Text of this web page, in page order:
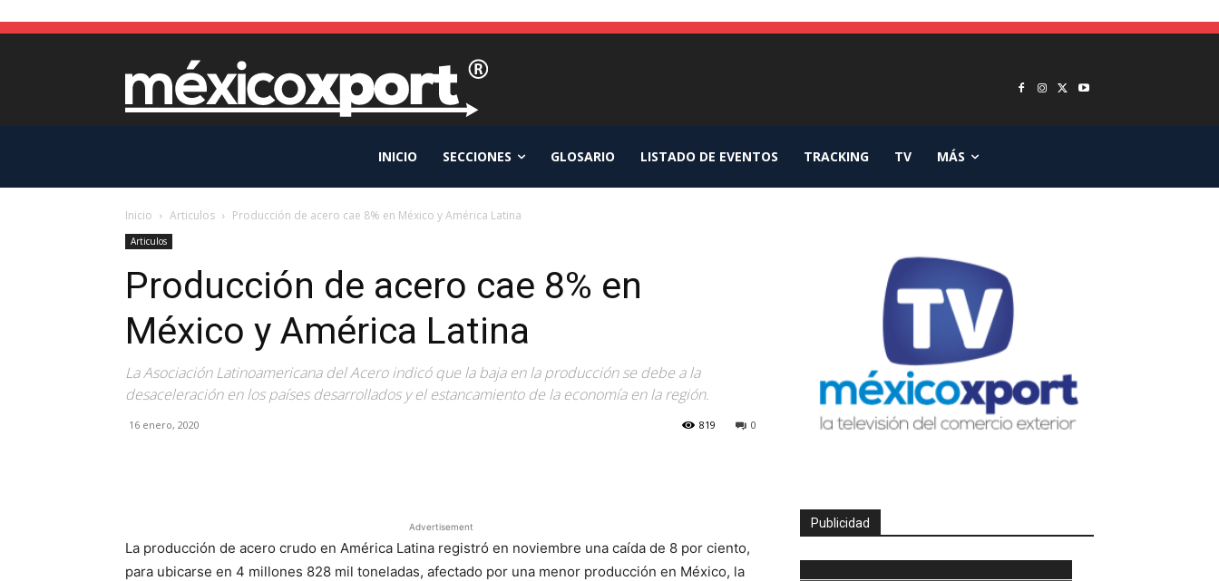
INICIO SECCIONES GLOSARIO LISTADO DE EVENTOS TRACKING TV MÁS
Inicio Articulos Producción de acero cae 8% en México y América Latina
Articulos
Producción de acero cae 8% en
México y América Latina
La Asociación Latinoamericana del Acero indicó que la baja en la producción se debe a la
desaceleración en los países desarrollados y el estancamiento de la economía en la región.
16 enero, 2020 0
819
Advertisement
La producción de acero crudo en América Latina registró en noviembre una caída de 8 por ciento,
para ubicarse en 4 millones 828 mil toneladas, afectado por una menor producción en México, la
Publicidad